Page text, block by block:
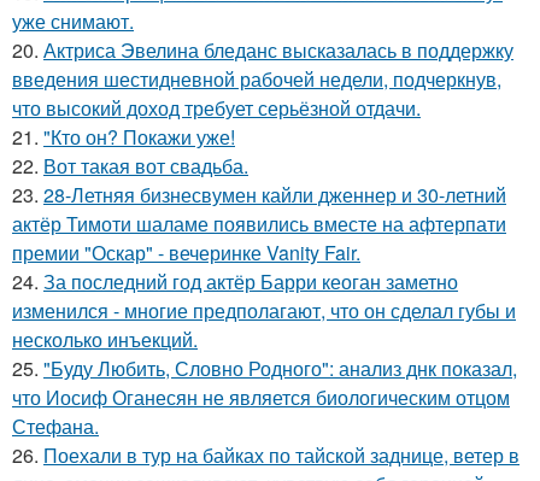
уже снимают.
20. Актриса Эвелина бледанс высказалась в поддержку
введения шестидневной рабочей недели, подчеркнув,
что высокий доход требует серьёзной отдачи.
21. "Кто он? Покажи уже!
22. Вот такая вот свадьба.
23. 28-Летняя бизнесвумен кайли дженнер и 30-летний
актёр Тимоти шаламе появились вместе на афтерпати
премии "Оскар" - вечеринке Vanity Fair.
24. За последний год актёр Барри кеоган заметно
изменился - многие предполагают, что он сделал губы и
несколько инъекций.
25. "Буду Любить, Словно Родного": анализ днк показал,
что Иосиф Оганесян не является биологическим отцом
Стефана.
26. Поехали в тур на байках по тайской заднице, ветер в